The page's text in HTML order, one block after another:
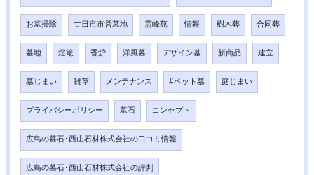
お墓掃除 廿日市市営墓地 霊峰苑 情報 樹木葬 合同葬
墓地 燈篭 香炉 洋風墓 デザイン墓 新商品 建立
墓じまい 雑草 メンテナンス #ペット墓 庭じまい
プライバシーポリシー 墓石 コンセプト
広島の墓石･西山石材株式会社の口コミ情報
広島の墓石･西山石材株式会社の評判